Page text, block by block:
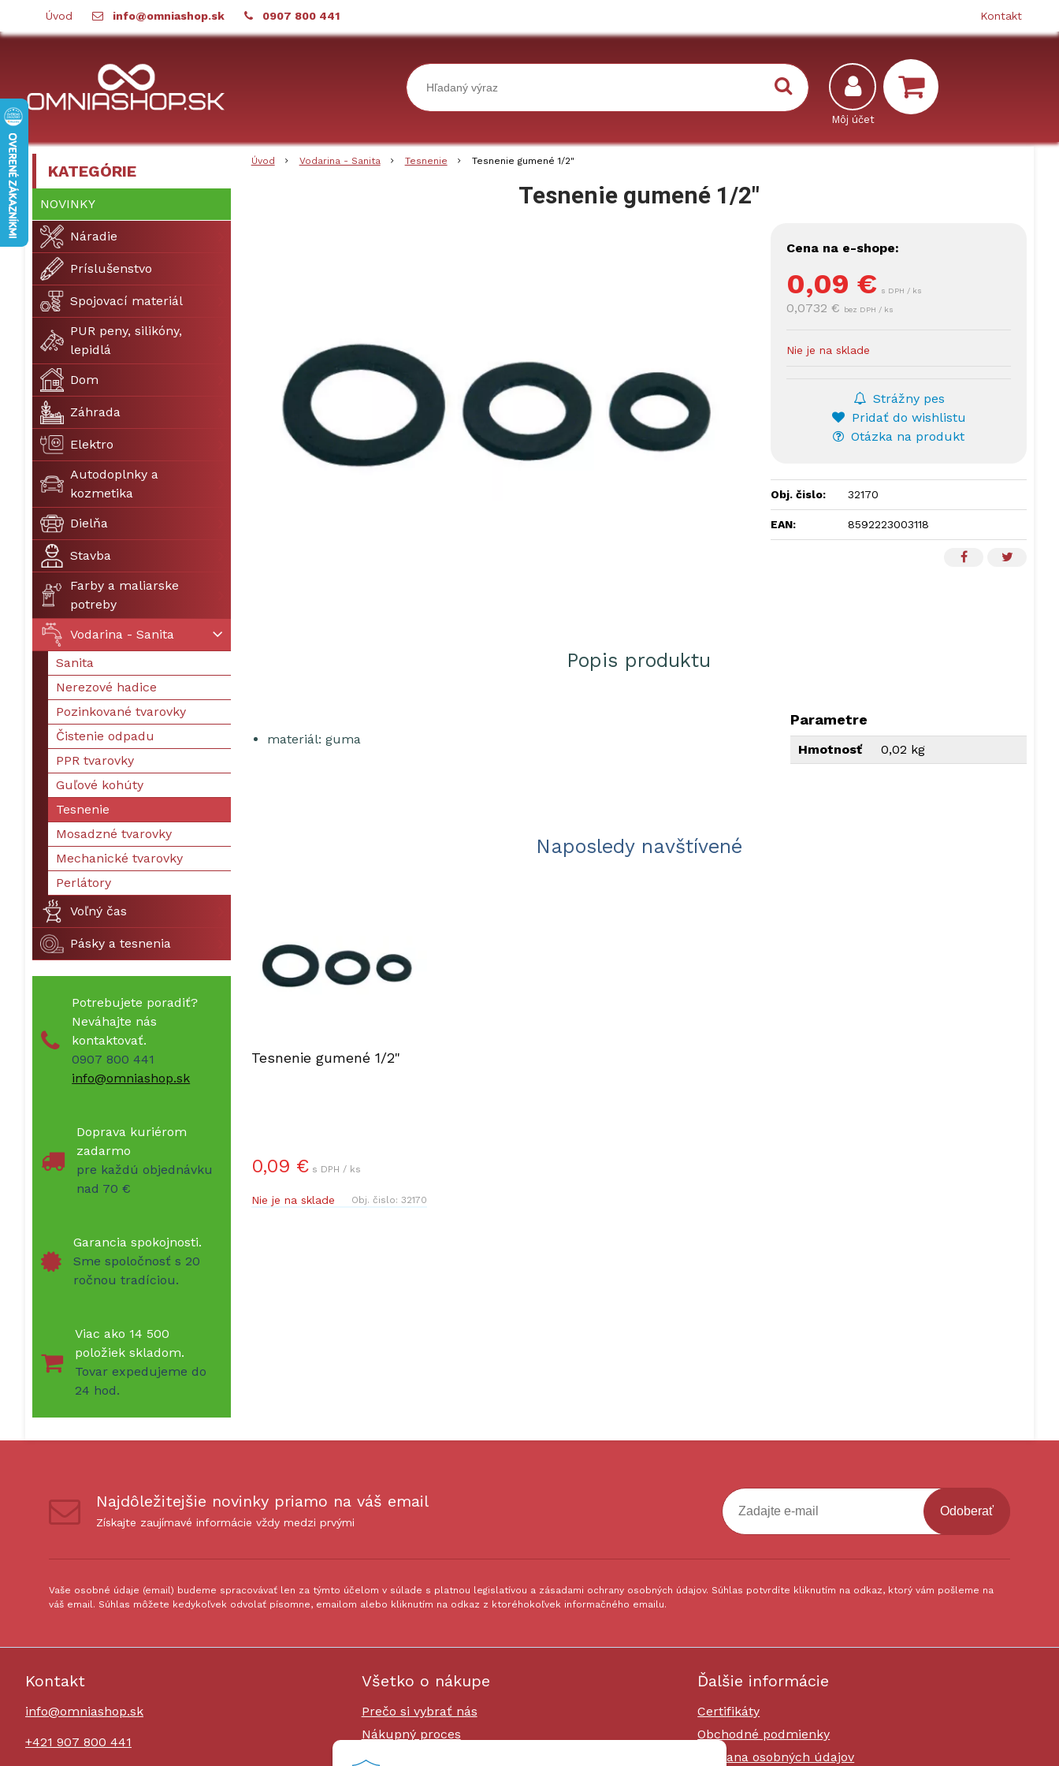
Úvod info@omniashop.sk 0907 800 441 Kontakt
Úvod Vodarina - Sanita Tesnenie Tesnenie gumené 1/2"
Tesnenie gumené 1/2"
Cena na e-shope:
0,09 € s DPH / ks
0,0732 € bez DPH / ks
Nie je na sklade
Strážny pes
Pridať do wishlistu
Otázka na produkt
Obj. čislo: 32170
EAN: 8592223003118
Popis produktu
Parametre
Hmotnosť 0,02 kg
materiál: guma
Naposledy navštívené
Tesnenie gumené 1/2"
0,09 € s DPH / ks
Nie je na sklade Obj. čislo:32170
KATEGÓRIE
NOVINKY
Náradie
Príslušenstvo
Spojovací materiál
PUR peny, silikóny,
lepidlá
Dom
Záhrada
Elektro
Autodoplnky a
kozmetika
Dielňa
Stavba
Farby a maliarske
potreby
Vodarina - Sanita
Sanita
Nerezové hadice
Pozinkované tvarovky
Čistenie odpadu
PPR tvarovky
Guľové kohúty
Tesnenie
Mosadzné tvarovky
Mechanické tvarovky
Perlátory
Voľný čas
Pásky a tesnenia
Potrebujete poradiť?
Neváhajte nás
kontaktovať.
0907 800 441
info@omniashop.sk
Doprava kuriérom
zadarmo
pre každú objednávku
nad 70 €
Garancia spokojnosti.
Sme spoločnosť s 20
ročnou tradíciou.
Viac ako 14 500
položiek skladom.
Tovar expedujeme do
24 hod.
Najdôležitejšie novinky priamo na váš email
Získajte zaujímavé informácie vždy medzi prvými
Odoberať
Vaše osobné údaje (email) budeme spracovávať len za týmto účelom v súlade s platnou legislatívou a zásadami ochrany osobných údajov. Súhlas potvrdíte kliknutím na odkaz, ktorý vám pošleme na
váš email. Súhlas môžete kedykoľvek odvolať písomne, emailom alebo kliknutím na odkaz z ktoréhokoľvek informačného emailu.
Kontakt
info@omniashop.sk
+421 907 800 441
Všetko o nákupe
Prečo si vybrať nás
Nákupný proces
Platby a doprava
Ďalšie informácie
Certifikáty
Obchodné podmienky
Ochrana osobných údajov